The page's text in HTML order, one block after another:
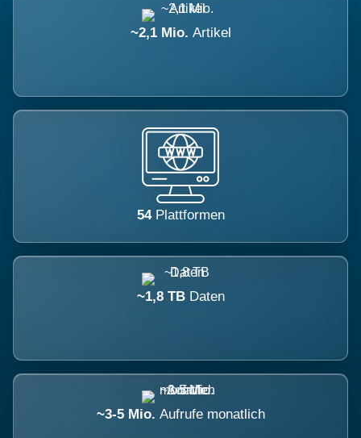
~2,1 Mio. Artikel
54 Plattformen
~1,8 TB Daten
~3-5 Mio. Aufrufe monatlich